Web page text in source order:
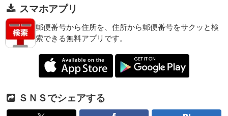
スマホアプリ
郵便番号から住所を、住所から郵便番号をサクッと検
索できる無料アプリです。
ＳＮＳでシェアする